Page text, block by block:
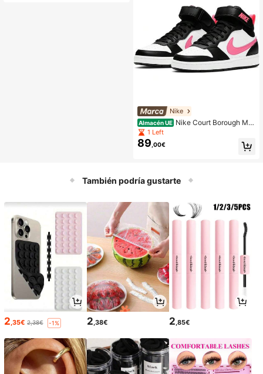
Nike
Almacén UE Nike Court Borough Mid
2 Zapatos para Niños Blanco Negro
Fucsia
1 Left
89 ,00€
También podría gustarte
2,35€ 2,38€ -1% 2,38€ 2,85€